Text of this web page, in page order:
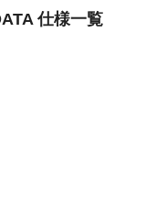
仕様一覧